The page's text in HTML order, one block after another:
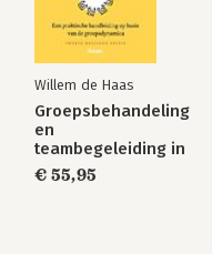
Willem de Haas
Groepsbehandeling
en
teambegeleiding in
de zorg
€ 55,95